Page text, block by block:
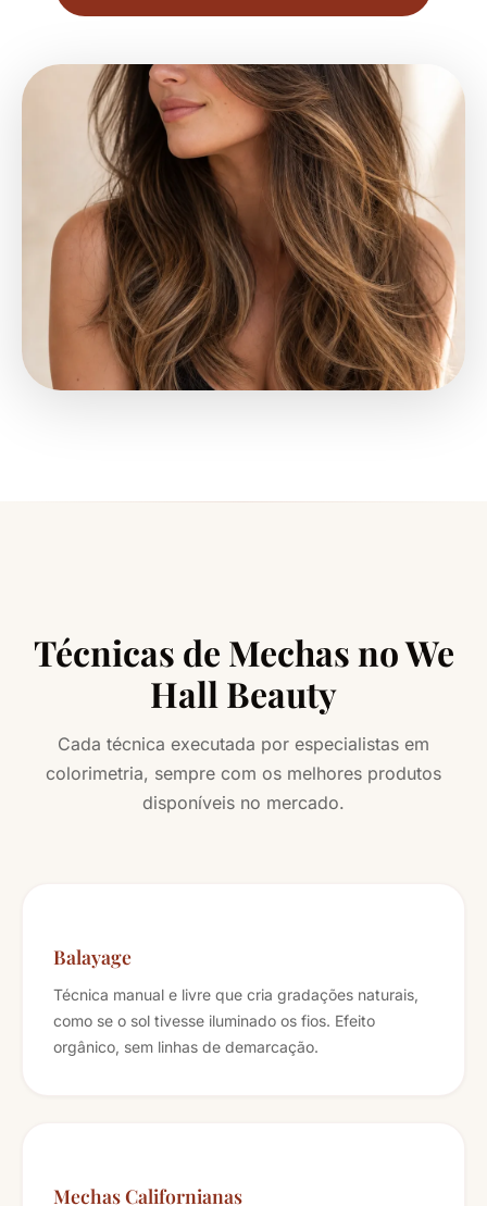
Técnicas de Mechas no We
Hall Beauty
Cada técnica executada por especialistas em
colorimetria, sempre com os melhores produtos
disponíveis no mercado.
Balayage
Técnica manual e livre que cria gradações naturais,
como se o sol tivesse iluminado os fios. Efeito
orgânico, sem linhas de demarcação.
Mechas Californianas